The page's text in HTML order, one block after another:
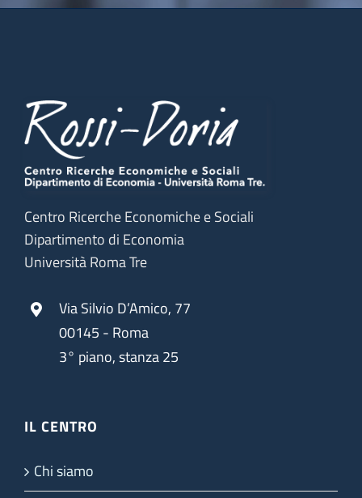
Centro Ricerche Economiche e Sociali
Dipartimento di Economia
Università Roma Tre
Via Silvio D’Amico, 77
00145 - Roma
3° piano, stanza 25
IL CENTRO
Chi siamo